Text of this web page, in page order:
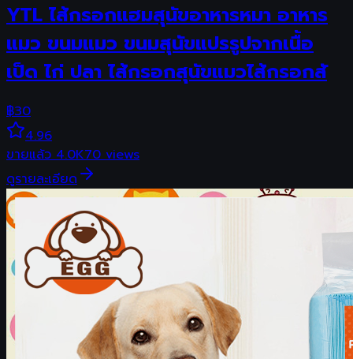
YTL ไส้กรอกแฮมสุนัขอาหารหมา อาหาร
แมว ขนมแมว ขนมสุนัขแปรรูปจากเนื้อ
เป็ด ไก่ ปลา ไส้กรอกสุนัขแมวไส้กรอกสั
฿30
4.96
ขายแล้ว4.0K70views
ดูรายละเอียด